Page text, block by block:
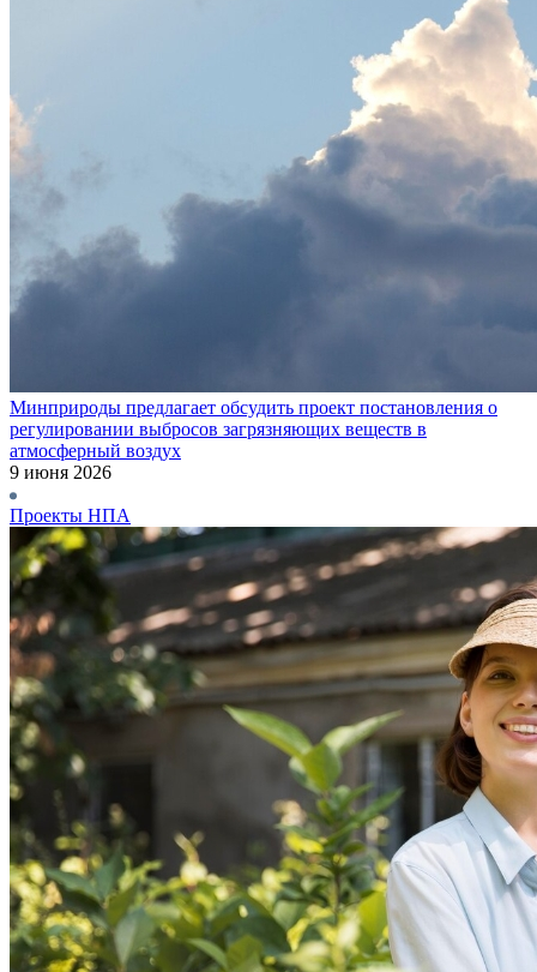
Минприроды предлагает обсудить проект постановления о
регулировании выбросов загрязняющих веществ в
атмосферный воздух
9 июня 2026
Проекты НПА